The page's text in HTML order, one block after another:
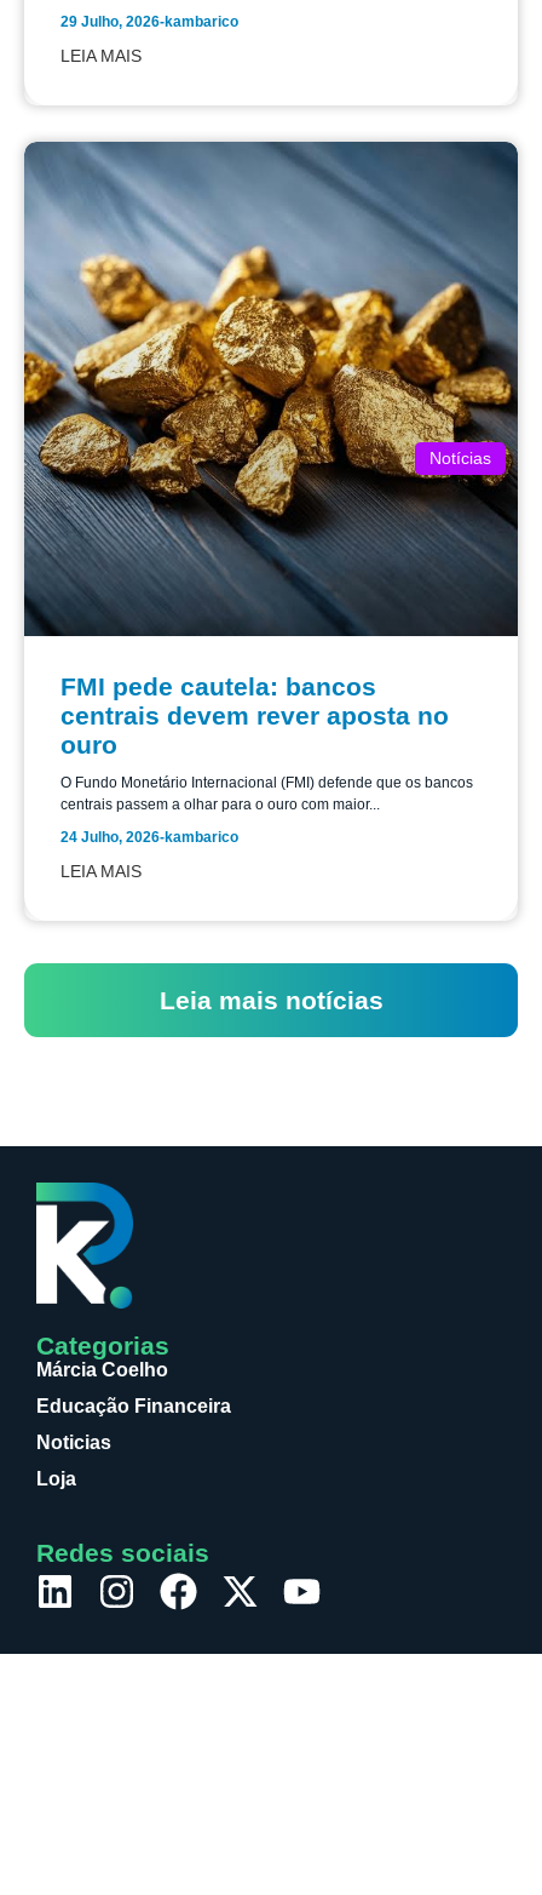
29 Julho, 2026-kambarico
LEIA MAIS
Notícias
FMI pede cautela: bancos
centrais devem rever aposta no
ouro
O Fundo Monetário Internacional (FMI) defende que os bancos
centrais passem a olhar para o ouro com maior...
24 Julho, 2026-kambarico
LEIA MAIS
Leia mais notícias
Categorias
Márcia Coelho
Educação Financeira
Noticias
Loja
Redes sociais